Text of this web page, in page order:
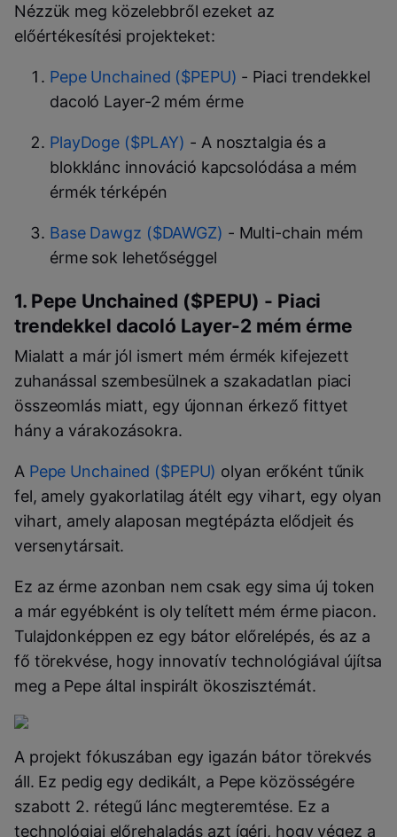
Nézzük meg közelebbről ezeket az
előértékesítési projekteket:
Pepe Unchained ($PEPU) - Piaci trendekkel
dacoló Layer-2 mém érme
PlayDoge ($PLAY) - A nosztalgia és a
blokklánc innováció kapcsolódása a mém
érmék térképén
Base Dawgz ($DAWGZ) - Multi-chain mém
érme sok lehetőséggel
1. Pepe Unchained ($PEPU) - Piaci
trendekkel dacoló Layer-2 mém érme
Mialatt a már jól ismert mém érmék kifejezett
zuhanással szembesülnek a szakadatlan piaci
összeomlás miatt, egy újonnan érkező fittyet
hány a várakozásokra.
A Pepe Unchained ($PEPU) olyan erőként tűnik
fel, amely gyakorlatilag átélt egy vihart, egy olyan
vihart, amely alaposan megtépázta elődjeit és
versenytársait.
Ez az érme azonban nem csak egy sima új token
a már egyébként is oly telített mém érme piacon.
Tulajdonképpen ez egy bátor előrelépés, és az a
fő törekvése, hogy innovatív technológiával újítsa
meg a Pepe által inspirált ökoszisztémát.
A projekt fókuszában egy igazán bátor törekvés
áll. Ez pedig egy dedikált, a Pepe közösségére
szabott 2. rétegű lánc megteremtése. Ez a
technológiai előrehaladás azt ígéri, hogy végez a